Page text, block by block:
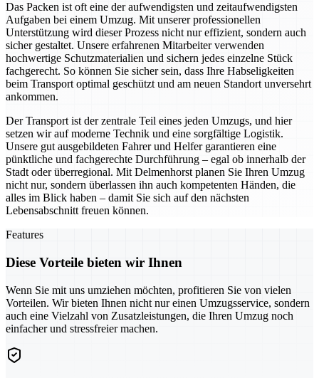
Das Packen ist oft eine der aufwendigsten und zeitaufwendigsten
Aufgaben bei einem Umzug. Mit unserer professionellen
Unterstützung wird dieser Prozess nicht nur effizient, sondern auch
sicher gestaltet. Unsere erfahrenen Mitarbeiter verwenden
hochwertige Schutzmaterialien und sichern jedes einzelne Stück
fachgerecht. So können Sie sicher sein, dass Ihre Habseligkeiten
beim Transport optimal geschützt und am neuen Standort unversehrt
ankommen.
Der Transport ist der zentrale Teil eines jeden Umzugs, und hier
setzen wir auf moderne Technik und eine sorgfältige Logistik.
Unsere gut ausgebildeten Fahrer und Helfer garantieren eine
pünktliche und fachgerechte Durchführung – egal ob innerhalb der
Stadt oder überregional. Mit Delmenhorst planen Sie Ihren Umzug
nicht nur, sondern überlassen ihn auch kompetenten Händen, die
alles im Blick haben – damit Sie sich auf den nächsten
Lebensabschnitt freuen können.
Features
Diese Vorteile bieten wir Ihnen
Wenn Sie mit uns umziehen möchten, profitieren Sie von vielen
Vorteilen. Wir bieten Ihnen nicht nur einen Umzugsservice, sondern
auch eine Vielzahl von Zusatzleistungen, die Ihren Umzug noch
einfacher und stressfreier machen.